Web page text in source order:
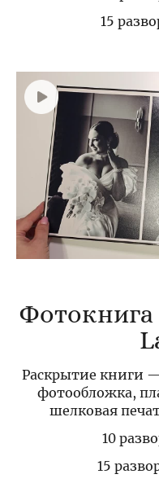
15
Раскрытие книги —
фотообложка,
шелковая
10
15